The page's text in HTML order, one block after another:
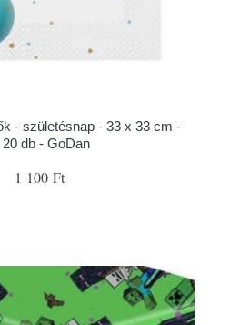
- születésnap - 33 x 33 cm -
20 db - GoDan
1 100 Ft